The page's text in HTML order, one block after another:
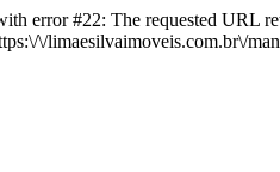
error #22: The requested URL
\/limaesilvaimoveis.com.br\/